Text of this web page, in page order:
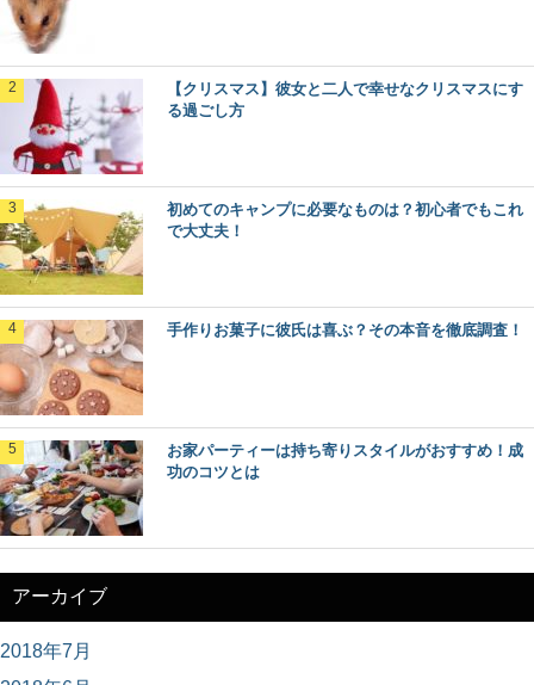
【クリスマス】彼女と二人で幸せなクリスマスにす
る過ごし方
初めてのキャンプに必要なものは？初心者でもこれ
で大丈夫！
手作りお菓子に彼氏は喜ぶ？その本音を徹底調査！
お家パーティーは持ち寄りスタイルがおすすめ！成
功のコツとは
アーカイブ
2018年7月